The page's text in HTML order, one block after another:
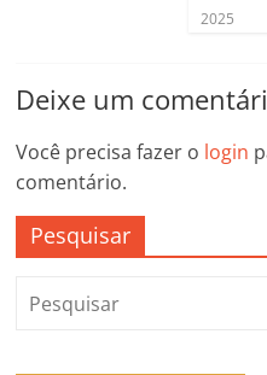
2025
Deixe um
Você precisa fazer o login
comentário.
Pesquisar